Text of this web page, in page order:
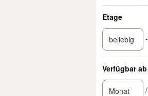
Etage
-
Verfügbar ab
/